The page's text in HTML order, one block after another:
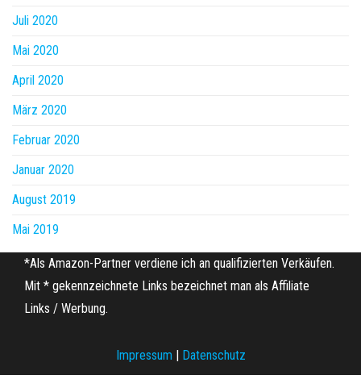
Juli 2020
Mai 2020
April 2020
März 2020
Februar 2020
Januar 2020
August 2019
Mai 2019
*Als Amazon-Partner verdiene ich an qualifizierten Verkäufen.
Mit * gekennzeichnete Links bezeichnet man als Affiliate
Links / Werbung.
Impressum | Datenschutz